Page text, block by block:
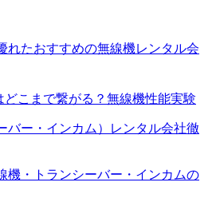
れたおすすめの無線機レンタル会
どこまで繋がる？無線機性能実験
バー・インカム）レンタル会社徹
機・トランシーバー・インカムの